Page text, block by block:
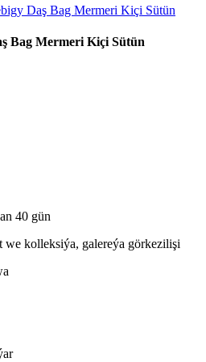
Bag Mermeri Kiçi Sütün
40 gün
kolleksiýa, galereýa görkezilişi